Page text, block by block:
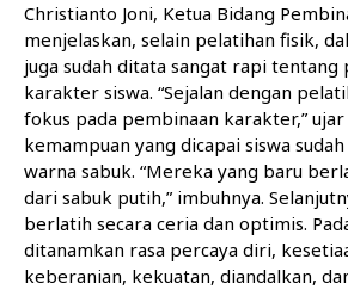
Christianto Joni, Ketua Bidang
menjelaskan, selain pelatihan fisik,
juga sudah ditata sangat rapi tentang
karakter siswa. “Sejalan dengan
fokus pada pembinaan karakter,”
kemampuan yang dicapai siswa
warna sabuk. “Mereka yang baru
dari sabuk putih,” imbuhnya.
berlatih secara ceria dan optimis.
ditanamkan rasa percaya diri,
keberanian, kekuatan, diandalkan,